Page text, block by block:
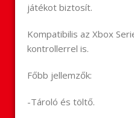
játékot biztosít.
Kompatibilis az Xbox
kontrollerrel is.
Főbb jellemzők:
-Tároló és töltő.